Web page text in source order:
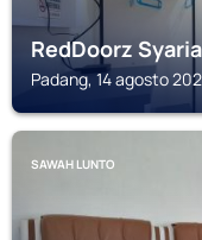
RedDoorz
Padang, 14 agosto
SAWAH LUNTO